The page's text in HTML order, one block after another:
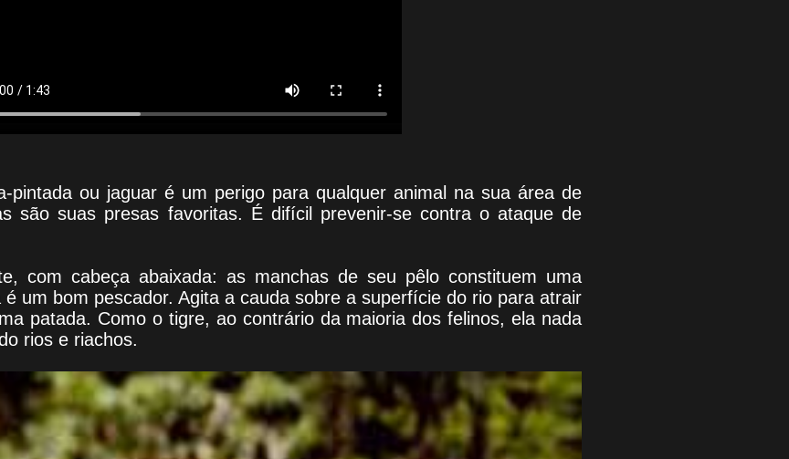
pintada ou jaguar é um perigo para qualquer animal na sua área de
são suas presas favoritas. É difícil prevenir-se contra o ataque de
com cabeça abaixada: as manchas de seu pêlo constituem uma
um bom pescador. Agita a cauda sobre a superfície do rio para atrair
patada. Como o tigre, ao contrário da maioria dos felinos, ela nada
rios e riachos.